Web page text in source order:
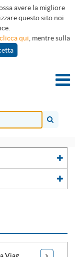
avere la migliore
questo sito noi
clicca qui , mentre sulla